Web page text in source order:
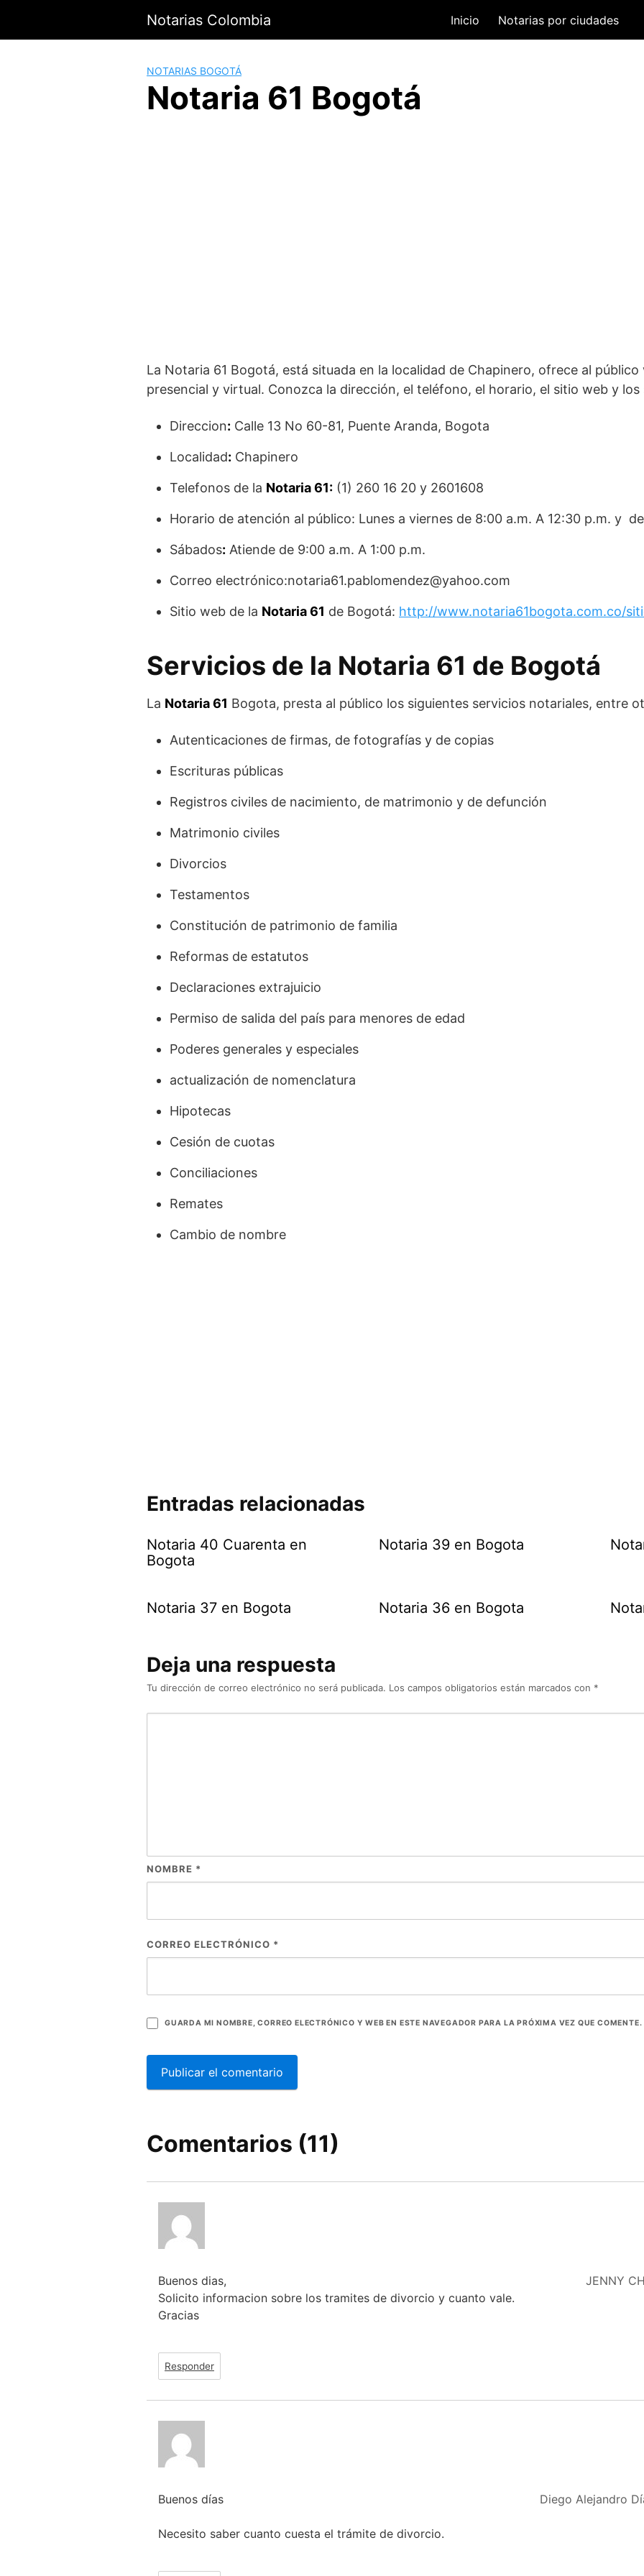
contenido
Notarias Colombia Inicio Notarias por ciudades
NOTARIAS BOGOTÁ
Notaria 61 Bogotá
La Notaria 61 Bogotá, está situada en la localidad de Chapinero, ofrece al
presencial y virtual. Conozca la dirección, el teléfono, el horario, el sitio web y
Direccion: Calle 13 No 60-81, Puente Aranda, Bogota
Localidad: Chapinero
Telefonos de la Notaria 61: (1) 260 16 20 y 2601608
Horario de atención al público: Lunes a viernes de 8:00 a.m. A 12:30 p.m. y
Sábados: Atiende de 9:00 a.m. A 1:00 p.m.
Correo electrónico:notaria61.pablomendez@yahoo.com
Sitio web de la Notaria 61 de Bogotá: http://www.notaria61bogota.com.co/
Servicios de la Notaria 61 de Bogotá
La Notaria 61 Bogota, presta al público los siguientes servicios notariales, entre
Autenticaciones de firmas, de fotografías y de copias
Escrituras públicas
Registros civiles de nacimiento, de matrimonio y de defunción
Matrimonio civiles
Divorcios
Testamentos
Constitución de patrimonio de familia
Reformas de estatutos
Declaraciones extrajuicio
Permiso de salida del país para menores de edad
Poderes generales y especiales
actualización de nomenclatura
Hipotecas
Cesión de cuotas
Conciliaciones
Remates
Cambio de nombre
Entradas relacionadas
Notaria 40 Cuarenta en
Bogota
Notaria 39 en Bogota
Notaria 37 en Bogota Notaria 36 en Bogota
Deja una respuesta
Tu dirección de correo electrónico no será publicada. Los campos obligatorios están marcados con *
NOMBRE *
CORREO ELECTRÓNICO *
GUARDA MI NOMBRE, CORREO ELECTRÓNICO Y WEB EN ESTE NAVEGADOR PARA LA PRÓXIMA VEZ QUE COMENTE.
Comentarios (11)
JENNY
Buenos dias,
Solicito informacion sobre los tramites de divorcio y cuanto vale.
Gracias
Responder
Diego Alejandro
Buenos días
Necesito saber cuanto cuesta el trámite de divorcio.